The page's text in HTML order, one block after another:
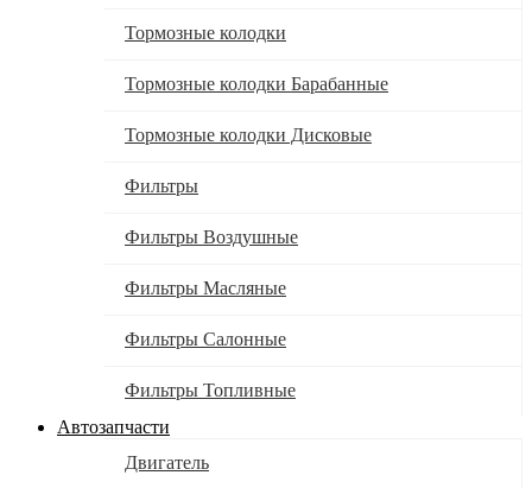
Тормозные колодки
Тормозные колодки Барабанные
Тормозные колодки Дисковые
Фильтры
Фильтры Воздушные
Фильтры Масляные
Фильтры Салонные
Фильтры Топливные
Автозапчасти
Двигатель